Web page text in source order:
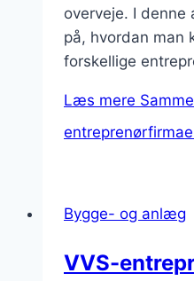
overveje. I
på, hvordan man
forskellige
Læs mere
Bygge- og anlæg
VVS-